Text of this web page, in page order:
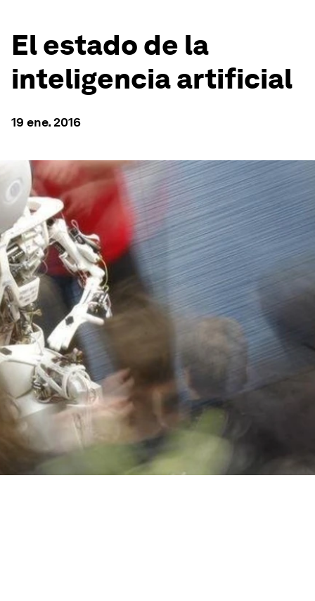
El estado de la
inteligencia artificial
19 ene. 2016